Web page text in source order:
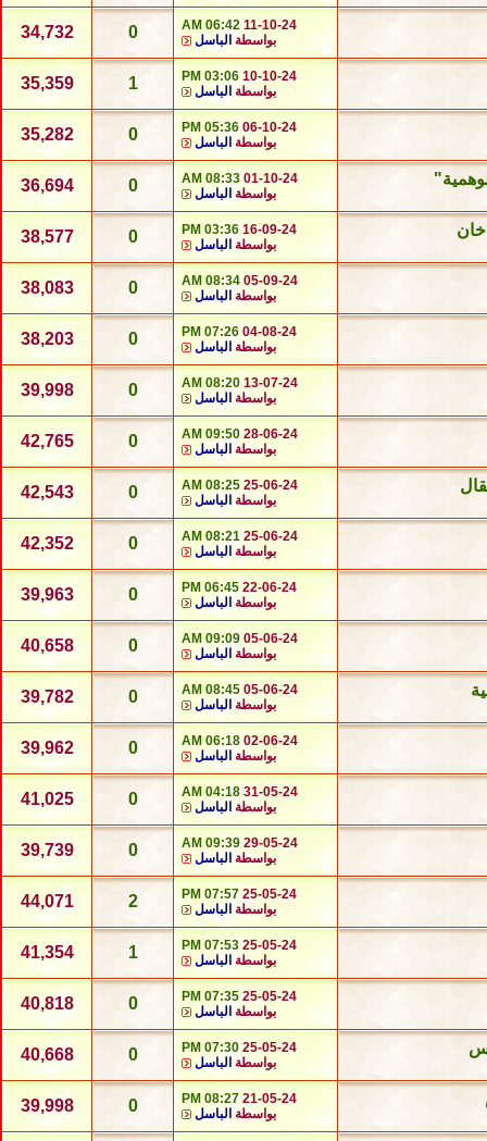
11-10-24
06:42 AM
بواسطة الباسل 0
34,732
10-10-24
03:06 PM
بواسطة الباسل 1
35,359
06-10-24
05:36 PM
بواسطة الباسل 0
35,282
01-10-24
08:33 AM
بواسطة الباسل 0
36,694
16-09-24
03:36 PM
بواسطة الباسل 0
38,577
05-09-24
08:34 AM
بواسطة الباسل 0
38,083
04-08-24
07:26 PM
بواسطة الباسل 0
38,203
13-07-24
08:20 AM
بواسطة الباسل 0
39,998
28-06-24
09:50 AM
بواسطة الباسل 0
42,765
25-06-24
08:25 AM
بواسطة الباسل 0
42,543
25-06-24
08:21 AM
بواسطة الباسل 0
42,352
22-06-24
06:45 PM
بواسطة الباسل 0
39,963
05-06-24
09:09 AM
بواسطة الباسل 0
40,658
05-06-24
08:45 AM
بواسطة الباسل 0
39,782
02-06-24
06:18 AM
بواسطة الباسل 0
39,962
31-05-24
04:18 AM
بواسطة الباسل 0
41,025
29-05-24
09:39 AM
بواسطة الباسل 0
39,739
25-05-24
07:57 PM
بواسطة الباسل 2
44,071
25-05-24
07:53 PM
بواسطة الباسل 1
41,354
25-05-24
07:35 PM
بواسطة الباسل 0
40,818
25-05-24
07:30 PM
بواسطة الباسل 0
40,668
21-05-24
08:27 PM
بواسطة الباسل 0
39,998